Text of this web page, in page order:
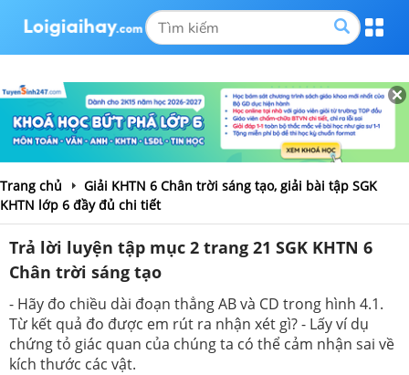
Trang chủ
Giải KHTN 6 Chân trời sáng tạo, giải bài tập SGK
KHTN lớp 6 đầy đủ chi tiết
Trả lời luyện tập mục 2 trang 21 SGK KHTN 6
Chân trời sáng tạo
- Hãy đo chiều dài đoạn thẳng AB và CD trong hình 4.1.
Từ kết quả đo được em rút ra nhận xét gì? - Lấy ví dụ
chứng tỏ giác quan của chúng ta có thể cảm nhận sai về
kích thước các vật.